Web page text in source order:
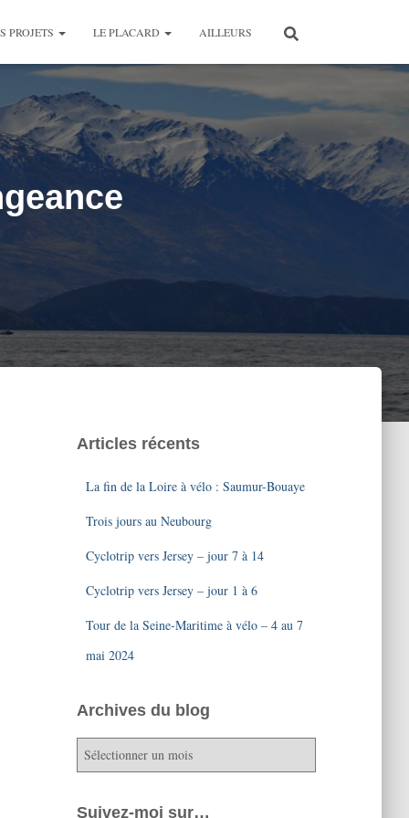
PROJETS LE PLACARD AILLEURS
Articles récents
La fin de la Loire à vélo : Saumur-Bouaye
Trois jours au Neubourg
Cyclotrip vers Jersey – jour 7 à 14
Cyclotrip vers Jersey – jour 1 à 6
Tour de la Seine-Maritime à vélo – 4 au 7
mai 2024
Archives du blog
r
h
Suivez-moi sur…